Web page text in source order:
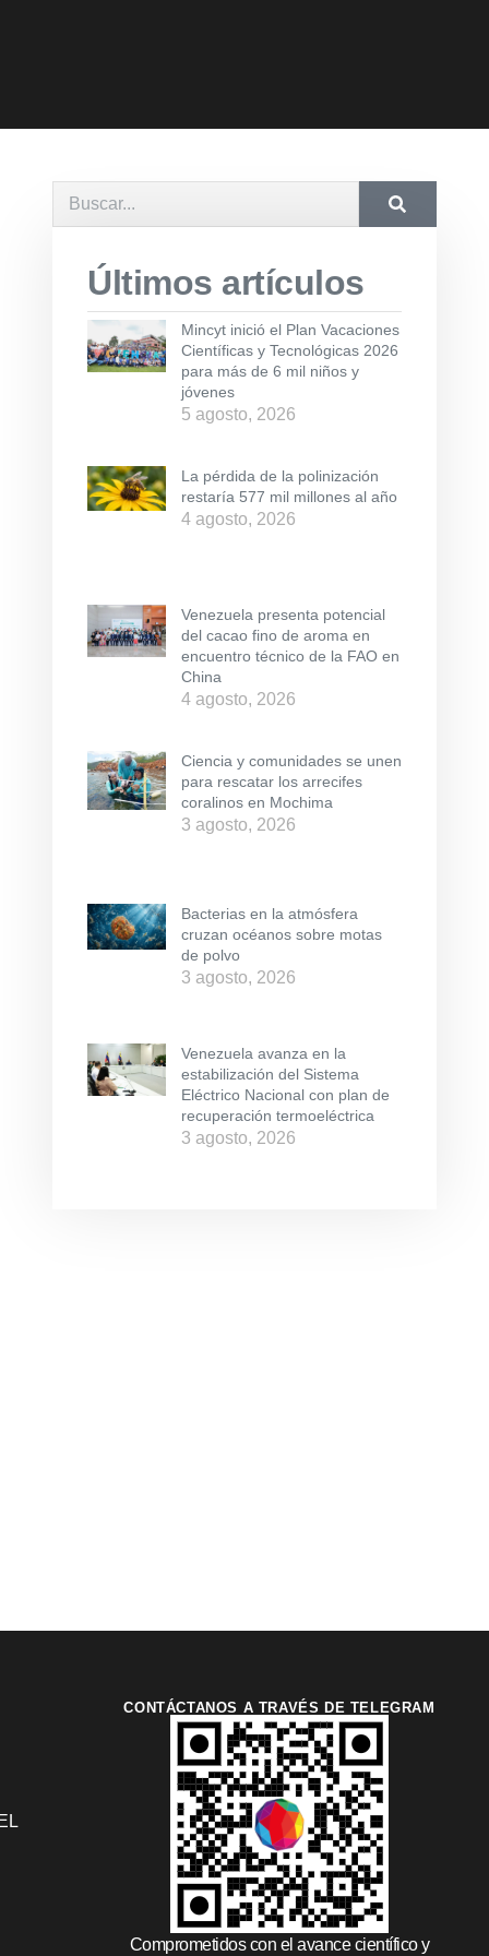
Últimos artículos
Mincyt inició el Plan Vacaciones
Científicas y Tecnológicas 2026
para más de 6 mil niños y
jóvenes
5 agosto, 2026
La pérdida de la polinización
restaría 577 mil millones al año
4 agosto, 2026
Venezuela presenta potencial
del cacao fino de aroma en
encuentro técnico de la FAO en
China
4 agosto, 2026
Ciencia y comunidades se unen
para rescatar los arrecifes
coralinos en Mochima
3 agosto, 2026
Bacterias en la atmósfera
cruzan océanos sobre motas
de polvo
3 agosto, 2026
Venezuela avanza en la
estabilización del Sistema
Eléctrico Nacional con plan de
recuperación termoeléctrica
3 agosto, 2026
CONTÁCTANOS A TRAVÉS DE TELEGRAM
Comprometidos con el avance científico y